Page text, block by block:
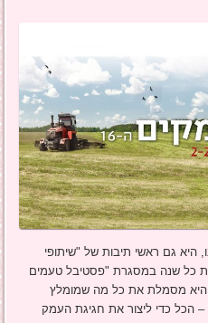
גם ראשי תיבות של "שיתופי
כל שנה במסגרת "פסטיבל טעמים
מסמלת את כל מה שמומלץ
הכל כדי ליצור את חגיגת העמק